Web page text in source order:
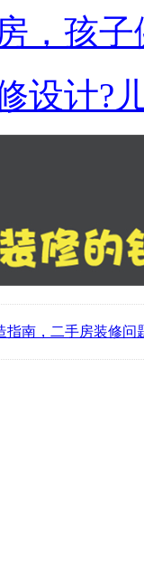
，孩
设计?
指南，二手房装修问